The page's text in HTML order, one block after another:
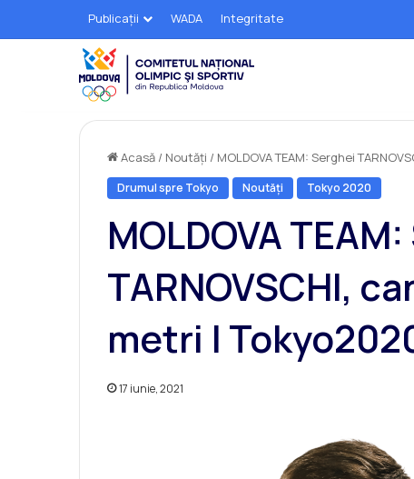
Publicații WADA Integritate
Acasă / Noutăți / MOLDOVA TEAM: Serghei
Drumul spre Tokyo Noutăți Tokyo 2020
MOLDOVA
TARNOVSCHI,
metri |
17 iunie, 2021